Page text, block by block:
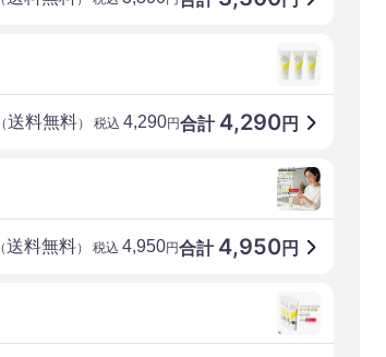
合計 4,290円
（送料無料） 税込 4,290円
合計 4,950円
（送料無料） 税込 4,950円